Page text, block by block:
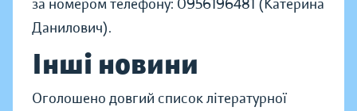
за номером телефону: 0956196481 (Катерина
Данилович).
Інші новини
Оголошено довгий список літературної